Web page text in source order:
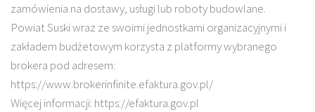
zamówienia na dostawy, usługi lub roboty budowlane.
Powiat Suski wraz ze swoimi jednostkami organizacyjnymi i
zakładem budżetowym korzysta z platformy wybranego
brokera pod adresem:
https://www.brokerinfinite.efaktura.gov.pl/
Więcej informacji: https://efaktura.gov.pl